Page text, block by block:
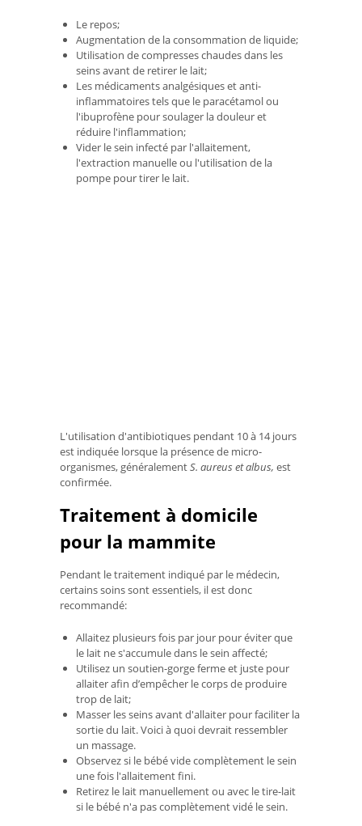
Le repos;
Augmentation de la consommation de liquide;
Utilisation de compresses chaudes dans les
seins avant de retirer le lait;
Les médicaments analgésiques et anti-
inflammatoires tels que le paracétamol ou
l'ibuprofène pour soulager la douleur et
réduire l'inflammation;
Vider le sein infecté par l'allaitement,
l'extraction manuelle ou l'utilisation de la
pompe pour tirer le lait.
L'utilisation d'antibiotiques pendant 10 à 14 jours
est indiquée lorsque la présence de micro-
organismes, généralementS. aureus et albus, est
confirmée.
Traitement à domicile
pour la mammite
Pendant le traitement indiqué par le médecin,
certains soins sont essentiels, il est donc
recommandé:
Allaitez plusieurs fois par jour pour éviter que
le lait ne s'accumule dans le sein affecté;
Utilisez un soutien-gorge ferme et juste pour
allaiter afin d’empêcher le corps de produire
trop de lait;
Masser les seins avant d'allaiter pour faciliter la
sortie du lait. Voici à quoi devrait ressembler
un massage.
Observez si le bébé vide complètement le sein
une fois l'allaitement fini.
Retirez le lait manuellement ou avec le tire-lait
si le bébé n'a pas complètement vidé le sein.